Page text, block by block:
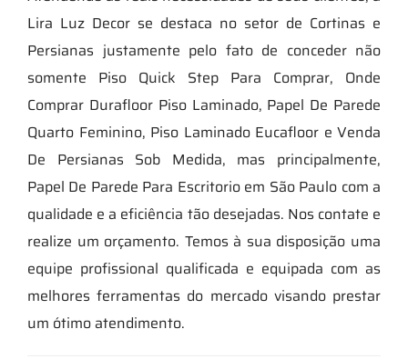
Lira Luz Decor se destaca no setor de Cortinas e
Persianas justamente pelo fato de conceder não
somente Piso Quick Step Para Comprar, Onde
Comprar Durafloor Piso Laminado, Papel De Parede
Quarto Feminino, Piso Laminado Eucafloor e Venda
De Persianas Sob Medida, mas principalmente,
Papel De Parede Para Escritorio em São Paulo com a
qualidade e a eficiência tão desejadas. Nos contate e
realize um orçamento. Temos à sua disposição uma
equipe profissional qualificada e equipada com as
melhores ferramentas do mercado visando prestar
um ótimo atendimento.